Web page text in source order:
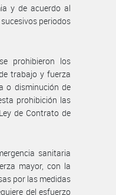
y de acuerdo al
periodos
prohibieron los
trabajo y fuerza
o disminución de
prohibición las
de Contrato de
sanitaria
mayor, con la
por las medidas
del esfuerzo